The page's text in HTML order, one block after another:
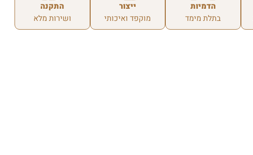
הדמיות
בתלת מימד
ייצור
מוקפד ואיכותי
התקנה
ושירות מלא